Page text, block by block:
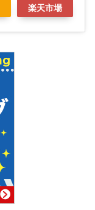
楽天市場